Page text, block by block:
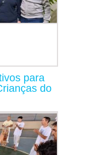
para
do